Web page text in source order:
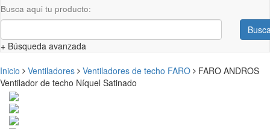
Busca aqui tu producto:
+ Búsqueda avanzada
Inicio Ventiladores Ventiladores de techo FARO
FARO ANDROS
Ventilador de techo Níquel Satinado